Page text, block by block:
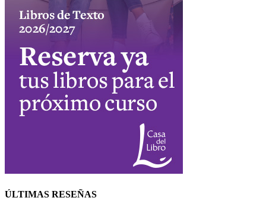
ÚLTIMAS RESEÑAS